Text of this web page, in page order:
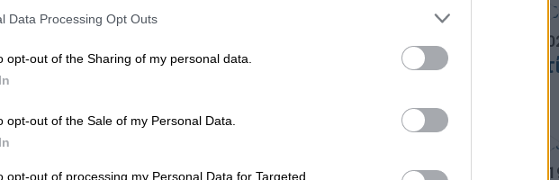
Data Processing Opt Outs
opt-out of the Sharing of my personal data.
opt-out of the Sale of my Personal Data.
opt-out of processing my Personal Data for Targeted
δημόσια εμφάνιση και τα
Μεσημεριανό...
Μεσημεριανό
Κεντρικό... 07.08.2026